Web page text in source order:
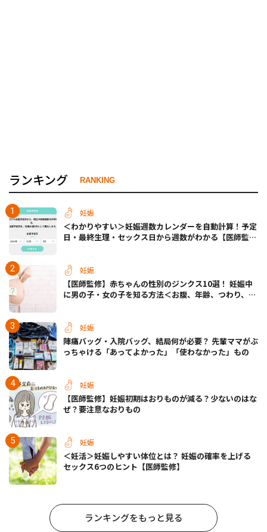
ランキング RANKING
妊娠
＜わかりやすい＞妊娠週数カレンダーを自動計算！予定
日・最終生理・セックス日から週数がわかる【医師監
妊娠
【医師監修】赤ちゃんの性別のジンクス10選！ 妊娠中
に男の子・女の子を知る方法＜お腹、年齢、つわり、胎
妊娠
陣痛バッグ・入院バッグ、結局何が必要？ 先輩ママがぶ
っちゃける「あってよかった」「使わなかった」もの
妊娠
【医師監修】妊娠初期はおりものが減る？少ないのはな
ぜ？要注意なおりもの
妊娠
＜妊活＞妊娠しやすい体位とは？ 妊娠の確率を上げる
セックス6つのヒント【医師監修】
ランキングをもっと見る